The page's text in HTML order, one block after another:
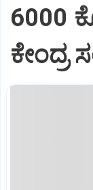
6000
ಕೇಂದ್ರ